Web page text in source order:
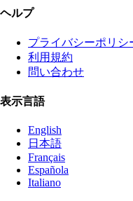
ヘルプ
プライバシーポリシ
利用規約
問い合わせ
表示言語
English
日本語
Français
Española
Italiano